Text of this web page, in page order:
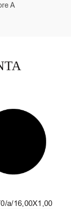
A
a/16,00X1,00